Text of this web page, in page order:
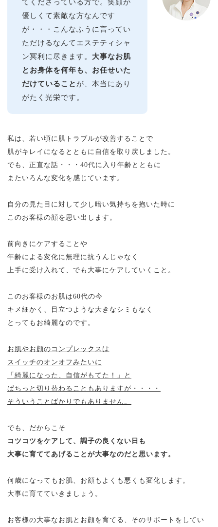
てくださっている方で。笑顔が
優しくて素敵な方なんです
が・・・こんなふうに言ってい
ただけるなんてエステティシャ
ン冥利に尽きます。 大事なお肌
とお身体を何年も、お任せいた
だけていること が、本当にあり
がたく光栄です。
私は、若い頃に肌トラブルが改善することで
肌がキレイになるとともに自信を取り戻しました。
でも、正直な話・・・40代に入り年齢とともに
またいろんな変化を感じています。
自分の見た目に対して少し暗い気持ちを抱いた時に
このお客様の顔を思い出します。
前向きにケアすることや
年齢による変化に無理に抗うんじゃなく
上手に受け入れて、でも大事にケアしていくこと。
このお客様のお肌は60代の今
キメ細かく、目立つような大きなシミもなく
とってもお綺麗なのです。
お肌やお顔のコンプレックスは
スイッチのオンオフみたいに
「綺麗になった、自信がもてた！」と
ぱちっと切り替わることもありますが・・・・
そういうことばかりでもありません。
でも、だからこそ
コツコツをケアして、調子の良くない日も
大事に育ててあげることが大事なのだと思います。
何歳になってもお肌、お顔もよくも悪くも変化します。
大事に育てていきましょう。
お客様の大事なお肌とお顔を育てる、そのサポートをしてい